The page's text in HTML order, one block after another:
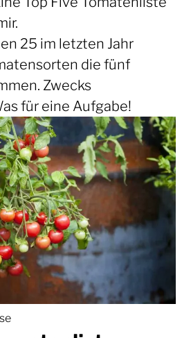
25 im letzten Jahr
die fünf
Zwecks
für eine Aufgabe!